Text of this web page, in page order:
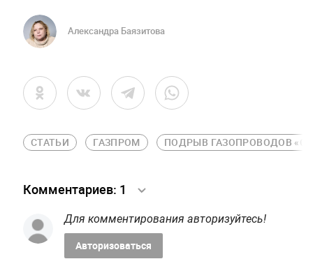
Александра Баязитова
СТАТЬИ ГАЗПРОМ ПОДРЫВ ГАЗОПРОВОДОВ
Комментариев: 1
Для комментирования авторизуйтесь!
Авторизоваться